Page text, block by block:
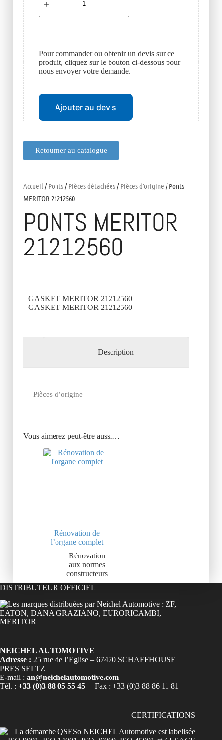
Retourner au catalogue
Accueil /Ponts/Pièces détachées/Pièces d'origine / Ponts
MERITOR 21212560
PONTS MERITOR
21212560
GASKET MERITOR 21212560
GASKET MERITOR 21212560
Description
Pièces d’origine
Vous aimerez peut-être aussi…
Rénovation de
l’organe complet
Rénovation
aux normes
constructeurs
Pour commander ou obtenir un devis sur ce
produit, cliquez sur le bouton ci-dessous pour
nous envoyer votre demande.
Ajouter au devis
DISTRIBUTEUR OFFICIEL
NEICHEL AUTOMOTIVE
Adresse : 25 rue de l’Eglise – 67470 SCHAFFHOUSE
PRES SELTZ
E-mail : an@neichelautomotive.com
Tél. : +33 (0)3 88 05 55 45 | Fax : +33 (0)3 88 86 11 81
CERTIFICATIONS